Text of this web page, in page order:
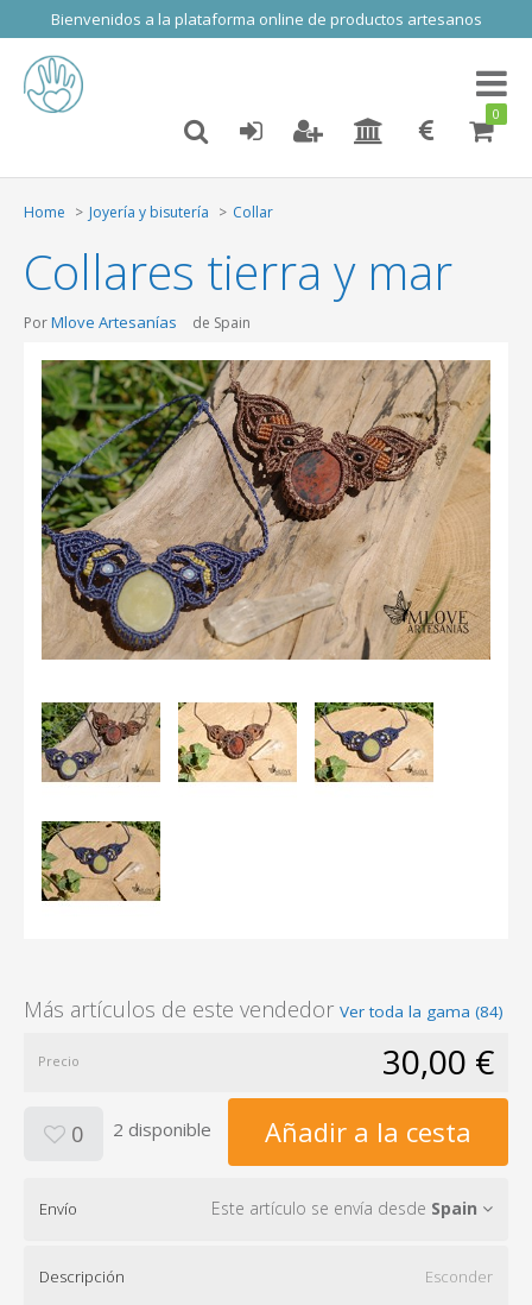
Bienvenidos a la plataforma online de productos artesanos
Toggle
0
Home Joyería y bisutería Collar
Collares tierra y mar
PorMlove Artesanías de Spain
Más artículos de este vendedor Ver toda la gama (84)
Precio 30,00 €
0 2 disponible Añadir a la cesta
Envío Este artículo se envía desde Spain
Descripción Esconder